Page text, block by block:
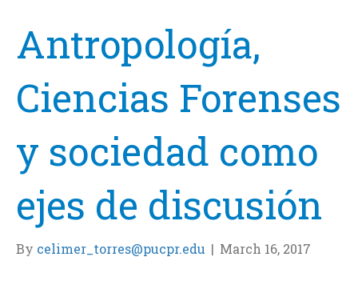
Antropología,
Ciencias Forenses
y sociedad como
ejes de discusión
By celimer_torres@pucpr.edu | March 16, 2017